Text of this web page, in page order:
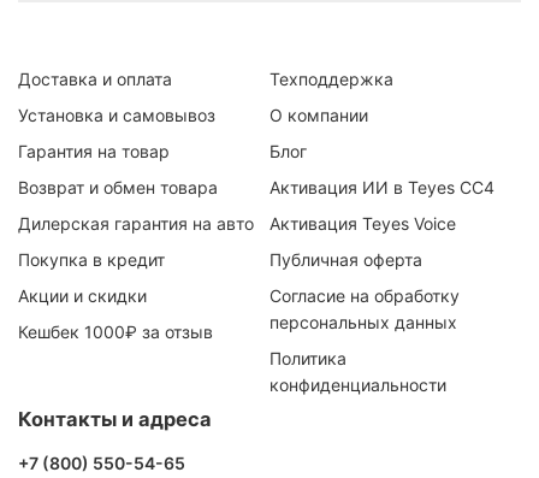
Доставка и оплата
Установка и самовывоз
Гарантия на товар
Возврат и обмен товара
Дилерская гарантия на авто
Покупка в кредит
Акции и скидки
Кешбек 1000₽ за отзыв
Техподдержка
О компании
Блог
Активация ИИ в Teyes CC4
Активация Teyes Voice
Публичная оферта
Согласие на обработку
персональных данных
Политика
конфиденциальности
Контакты и адреса
+7 (800) 550-54-65